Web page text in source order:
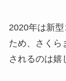
2020年は新
ため、さくら
されるのは嬉